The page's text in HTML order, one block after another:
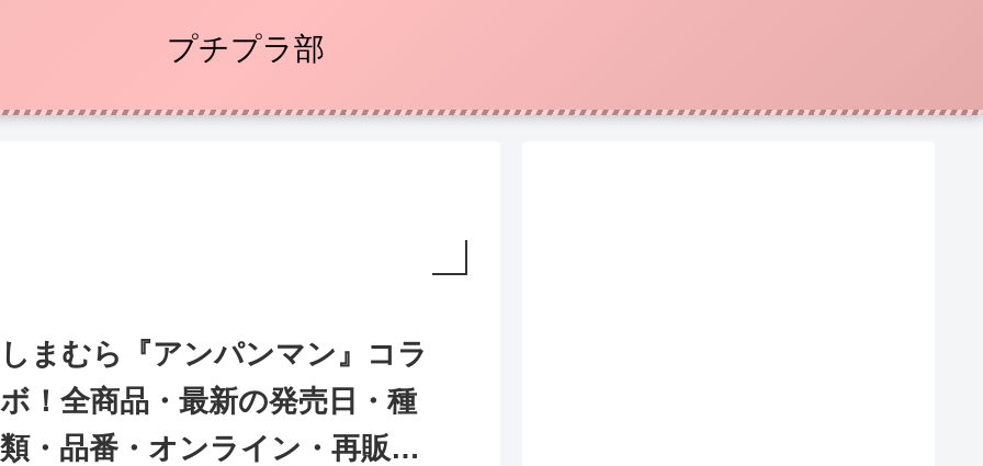
プチプラ部
しまむら『アンパンマン』コラ
ボ！全商品・最新の発売日・種
類・品番・オンライン・再販ま